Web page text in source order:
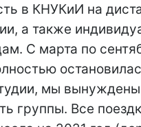
в КНУКиИ на
а также
С марта по
мы
группы. Все